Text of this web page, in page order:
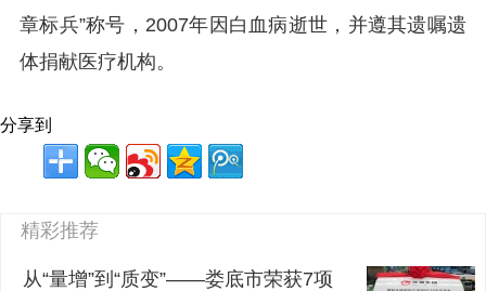
章标兵”称号，2007年因白血病逝世，并遵其遗嘱遗
体捐献医疗机构。
分享到
精彩推荐
从“量增”到“质变”——娄底市荣获7项